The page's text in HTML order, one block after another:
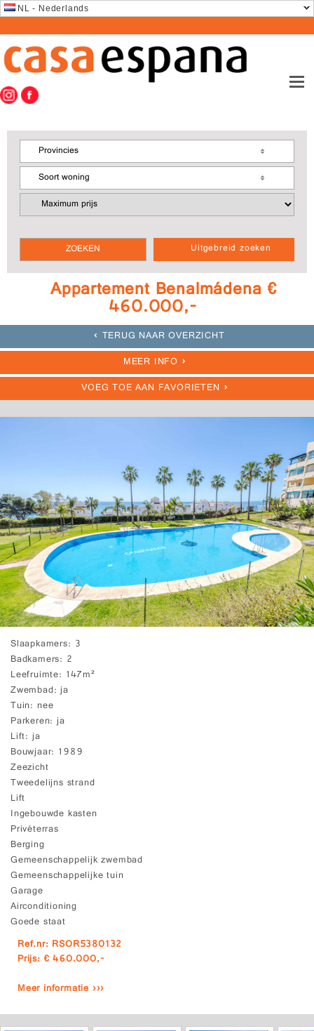
NL - Nederlands
Uitgebreid zoeken
Provincies
Soort woning
Appartement Benalmádena €
460.000,-
TERUG NAAR OVERZICHT
MEER INFO
VOEG TOE AAN FAVORIETEN
Slaapkamers 3
Badkamers 2
Leefruimte 147m²
Zwembad ja
Tuin nee
Parkeren ja
Lift ja
Bouwjaar 1989
Zeezicht
Tweedelijns strand
Lift
Ingebouwde kasten
Privéterras
Berging
Gemeenschappelijk zwembad
Gemeenschappelijke tuin
Garage
Airconditioning
Goede staat
Ref.nr: RSOR5380132
Prijs: € 460.000,-
Meer informatie ›››